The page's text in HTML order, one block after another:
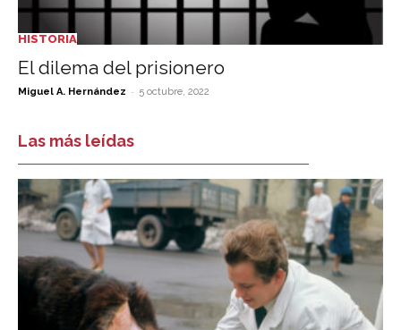
HISTORIA
El dilema del prisionero
Miguel A. Hernández - 5 octubre, 2022
Las más leídas